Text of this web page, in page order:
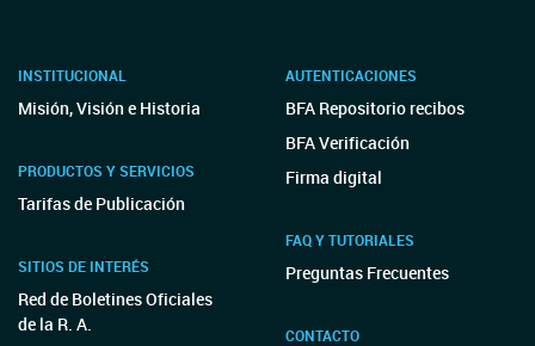
INSTITUCIONAL
Misión, Visión e Historia
PRODUCTOS Y SERVICIOS
Tarifas de Publicación
SITIOS DE INTERÉS
Red de Boletines Oficiales
de la R. A.
AUTENTICACIONES
BFA Repositorio recibos
BFA Verificación
Firma digital
FAQ Y TUTORIALES
Preguntas Frecuentes
CONTACTO